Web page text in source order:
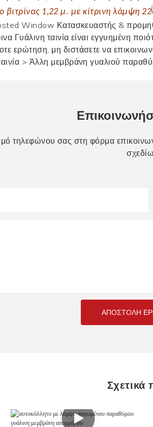
Window Κατασκευαστής &
Γυάλινη ταινία είναι εγγυημένη
ερώτηση, μη διστάσετε να
> Άλλη μεμβράνη γυαλιού
τηλεφώνου σας στη φόρμα
ΑΠΟΣΤΟΛΉ
Σχετικά